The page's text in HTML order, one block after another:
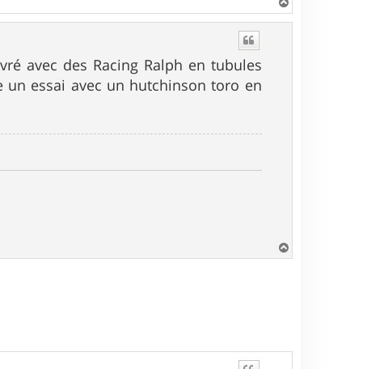
a
avec des Racing Ralph en tubules
un essai avec un hutchinson toro en
a